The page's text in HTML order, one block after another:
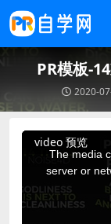
PR模板-
2020-
video 预览
This
The media
server or